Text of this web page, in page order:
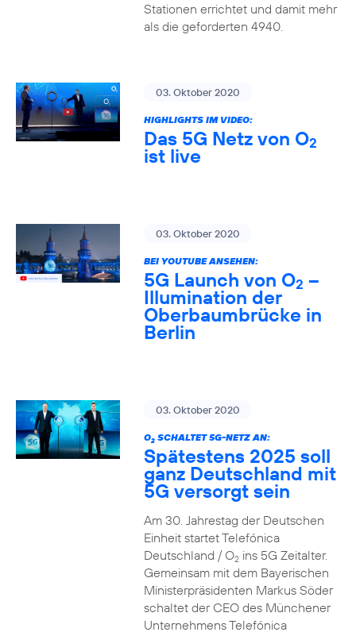
Stationen errichtet und damit mehr
als die geforderten 4940.
03. Oktober 2020
HIGHLIGHTS IM VIDEO:
Das 5G Netz von O2
ist live
03. Oktober 2020
BEI YOUTUBE ANSEHEN:
5G Launch von O2 –
Illumination der
Oberbaumbrücke in
Berlin
03. Oktober 2020
O2SCHALTET 5G-NETZ AN:
Spätestens 2025 soll
ganz Deutschland mit
5G versorgt sein
Am 30. Jahrestag der Deutschen
Einheit startet Telefónica
Deutschland / O2ins 5G Zeitalter.
Gemeinsam mit dem Bayerischen
Ministerpräsidenten Markus Söder
schaltet der CEO des Münchener
Unternehmens Telefónica